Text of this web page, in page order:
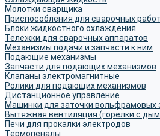
Молотки сварщика
Приспособления для сварочных работ
Блоки жидкостного охлаждения
Тележки для сварочных аппаратов
Механизмы подачи и запчасти к ним
Подающие механизмы
Запчасти для подающих механизмов
Клапаны электромагнитные
Ролики для подающих механизмов
Дистанционное управление
Машинки для заточки вольфрамовых
Вытяжная вентиляция (горелки с
Печи для прокалки электродов
Термопеналы